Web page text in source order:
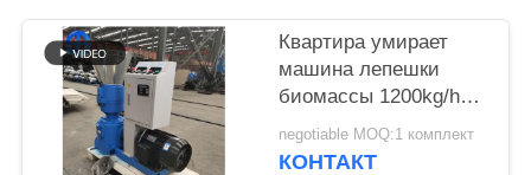
САЙТА
ПОЛИТИКА
КОНФИДЕНЦИАЛЬНОСТИ
Квартира умирает
машина лепешки
биомассы 1200kg/h
для отжимать
органического
negotiable MOQ:1 комплект
КОНТАКТ